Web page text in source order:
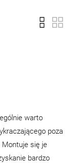
warto
poza
Montuje się je
bardzo